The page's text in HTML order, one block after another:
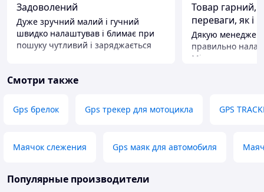
Задоволений
Дуже зручний малий і гучний
швидко налаштував і блимає при
пошуку чутливий і заряджається
Недостатки
Товар гарний,
переваги, як і
Дякую
правильно
SOS -
тримає 4 дні в
Смотри также
Gps брелок Gps трекер для мотоцикла GPS
Маячок слежения Gps маяк для автомобиля
Популярные производители